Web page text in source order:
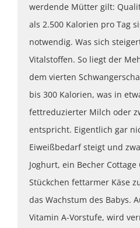
werdende Mütter gilt:
als 2.500 Kalorien pro Tag
notwendig. Was sich
Vitalstoffen. So liegt der
dem vierten
bis 300 Kalorien, was in
fettreduzierter Milch oder
entspricht. Eigentlich gar
Eiweißbedarf steigt und
Joghurt, ein Becher Cottage
Stückchen fettarmer Käse
das Wachstum des Babys.
Vitamin A-Vorstufe, wird